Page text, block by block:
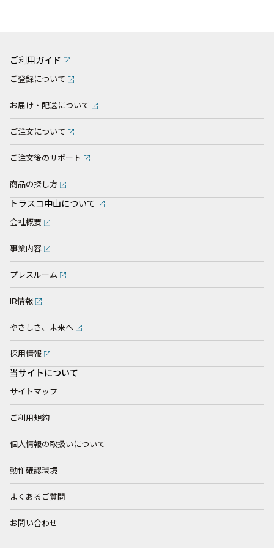
ご利用ガイド
ご登録について
お届け・配送について
ご注文について
ご注文後のサポート
商品の探し方
トラスコ中山について
会社概要
事業内容
プレスルーム
IR情報
やさしさ、未来へ
採用情報
当サイトについて
サイトマップ
ご利用規約
個人情報の取扱いについて
動作確認環境
よくあるご質問
お問い合わせ